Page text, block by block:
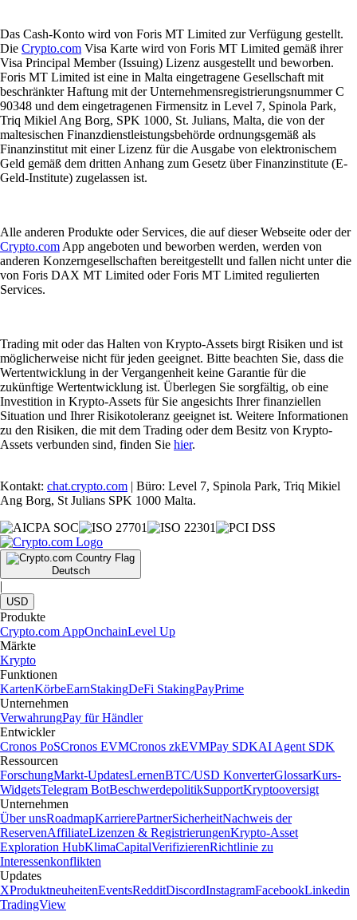
Das Cash-Konto wird von Foris MT Limited zur Verfügung gestellt.
Die Crypto.com Visa Karte wird von Foris MT Limited gemäß ihrer
Visa Principal Member (Issuing) Lizenz ausgestellt und beworben.
Foris MT Limited ist eine in Malta eingetragene Gesellschaft mit
beschränkter Haftung mit der Unternehmensregistrierungsnummer C
90348 und dem eingetragenen Firmensitz in Level 7, Spinola Park,
Triq Mikiel Ang Borg, SPK 1000, St. Julians, Malta, die von der
maltesischen Finanzdienstleistungsbehörde ordnungsgemäß als
Finanzinstitut mit einer Lizenz für die Ausgabe von elektronischem
Geld gemäß dem dritten Anhang zum Gesetz über Finanzinstitute (E-
Geld-Institute) zugelassen ist.
Alle anderen Produkte oder Services, die auf dieser Webseite oder der
Crypto.com App angeboten und beworben werden, werden von
anderen Konzerngesellschaften bereitgestellt und fallen nicht unter die
von Foris DAX MT Limited oder Foris MT Limited regulierten
Services.
Trading mit oder das Halten von Krypto-Assets birgt Risiken und ist
möglicherweise nicht für jeden geeignet. Bitte beachten Sie, dass die
Wertentwicklung in der Vergangenheit keine Garantie für die
zukünftige Wertentwicklung ist. Überlegen Sie sorgfältig, ob eine
Investition in Krypto-Assets für Sie angesichts Ihrer finanziellen
Situation und Ihrer Risikotoleranz geeignet ist. Weitere Informationen
zu den Risiken, die mit dem Trading oder dem Besitz von Krypto-
Assets verbunden sind, finden Sie hier.
Kontakt: chat.crypto.com | Büro: Level 7, Spinola Park, Triq Mikiel
Ang Borg, St Julians SPK 1000 Malta.
Deutsch
|
USD
Produkte
Crypto.com AppOnchainLevel Up
Märkte
Krypto
Funktionen
KartenKörbeEarnStakingDeFi StakingPayPrime
Unternehmen
VerwahrungPay für Händler
Entwickler
Cronos PoSCronos EVMCronos zkEVMPay SDKAI Agent SDK
Ressourcen
ForschungMarkt-UpdatesLernenBTC/USD KonverterGlossarKurs-
WidgetsTelegram BotBeschwerdepolitikSupportKryptooversigt
Unternehmen
Über unsRoadmapKarrierePartnerSicherheitNachweis der
ReservenAffiliateLizenzen & RegistrierungenKrypto-Asset
Exploration HubKlimaCapitalVerifizierenRichtlinie zu
Interessenkonflikten
Updates
XProduktneuheitenEventsRedditDiscordInstagramFacebookLinkedin
TradingView